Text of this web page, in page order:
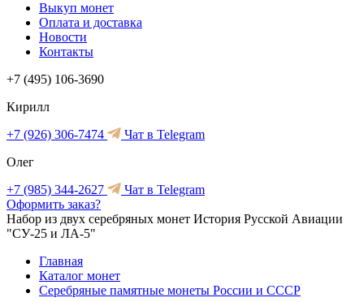
Выкуп монет
Оплата и доставка
Новости
Контакты
+7 (495) 106-3690
Кирилл
+7 (926) 306-7474
Чат в Telegram
Олег
+7 (985) 344-2627
Чат в Telegram
Оформить заказ?
Набор из двух серебряных монет История Русской Авиации
"СУ-25 и ЛА-5"
Главная
Каталог монет
Серебряные памятные монеты России и СССР